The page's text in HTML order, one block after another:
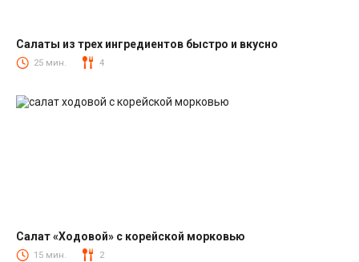
Салаты
Салаты из трех ингредиентов быстро и вкусно
25 мин. 4
Салаты с корейской морковкой
Салат «Ходовой» с корейской морковью
15 мин. 2